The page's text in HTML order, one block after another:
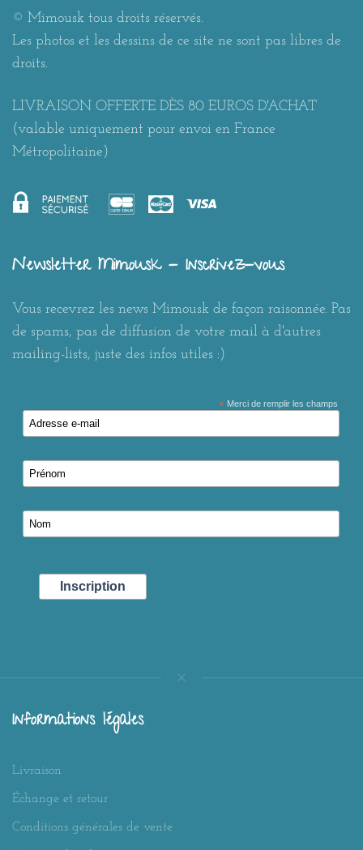
© Mimousk tous droits réservés.
Les photos et les dessins de ce site ne sont pas libres de
droits.
LIVRAISON OFFERTE DÈS 80 EUROS D'ACHAT
(valable uniquement pour envoi en France
Métropolitaine)
Newsletter Mimousk - Inscrivez-vous
Vous recevrez les news Mimousk de façon raisonnée. Pas
de spams, pas de diffusion de votre mail à d'autres
mailing-lists, juste des infos utiles :)
*Merci de remplir les champs
Informations légales
Livraison
Échange et retour
Conditions générales de vente